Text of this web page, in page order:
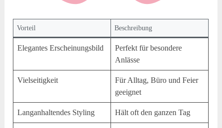
Vorteil Beschreibung
Elegantes Erscheinungsbild
Perfekt für besondere
Anlässe
Vielseitigkeit
Für Alltag, Büro und Feier
geeignet
Langanhaltendes Styling Hält oft den ganzen Tag